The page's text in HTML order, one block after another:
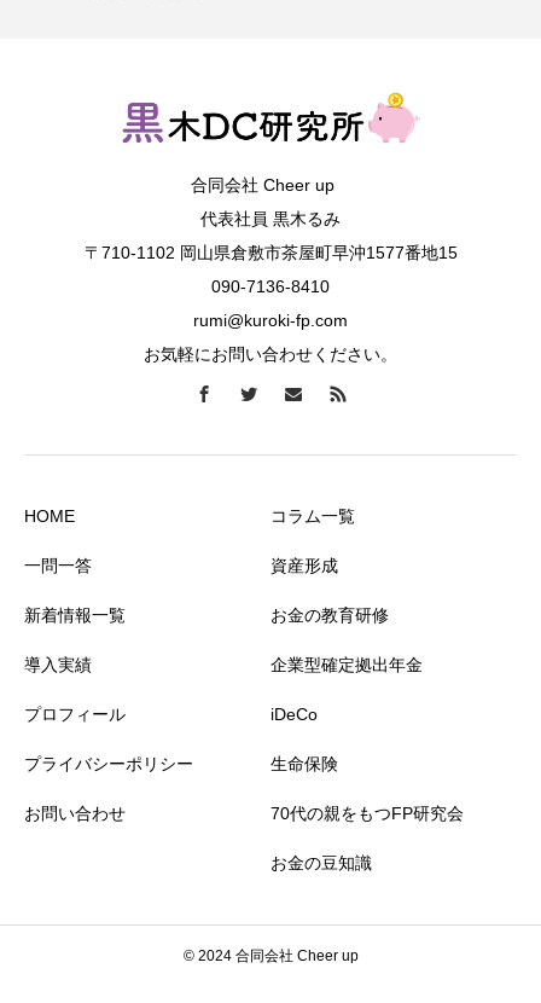
合同会社 Cheer up
代表社員 黒木るみ
〒710-1102 岡山県倉敷市茶屋町早沖1577番地15
090-7136-8410
rumi@kuroki-fp.com
お気軽にお問い合わせください。
HOME
一問一答
新着情報一覧
導入実績
プロフィール
プライバシーポリシー
お問い合わせ
コラム一覧
資産形成
お金の教育研修
企業型確定拠出年金
iDeCo
生命保険
70代の親をもつFP研究会
お金の豆知識
© 2024 合同会社 Cheer up